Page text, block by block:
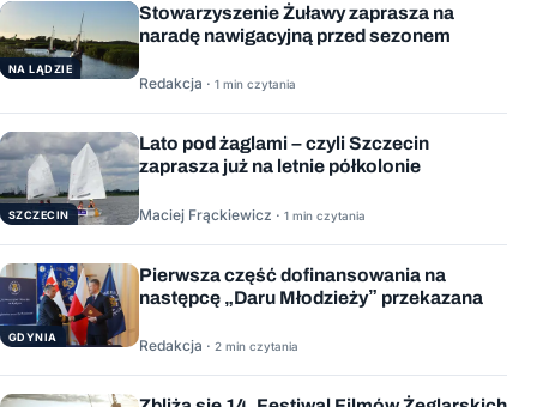
NA LĄDZIE
Stowarzyszenie Żuławy zaprasza na
naradę nawigacyjną przed sezonem
Redakcja · 1 min czytania
SZCZECIN
Lato pod żaglami – czyli Szczecin
zaprasza już na letnie półkolonie
Maciej Frąckiewicz · 1 min czytania
GDYNIA
Pierwsza część dofinansowania na
następcę „Daru Młodzieży” przekazana
Redakcja · 2 min czytania